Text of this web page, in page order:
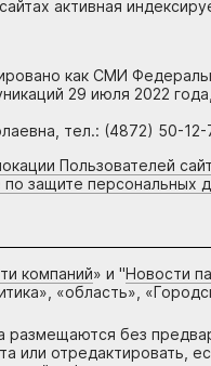
активная
как СМИ
29 июля 2022
тел.: (4872) 50-12-
Пользователей
защите персональных
компаний» и "Новости
«область»,
без
или отредактировать,